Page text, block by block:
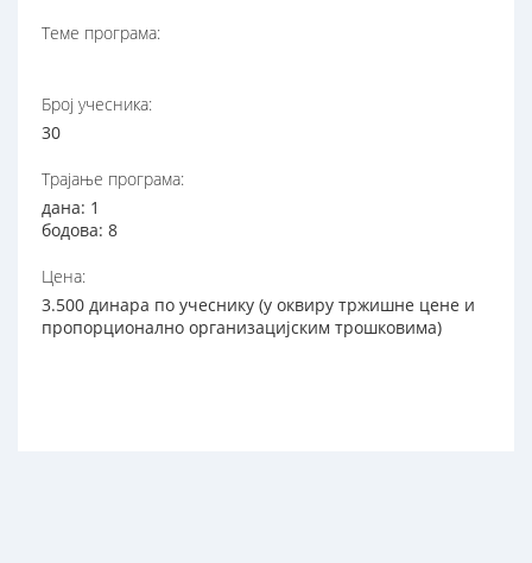
Теме програма:
Број учесника:
30
Трајање програма:
дана: 1
бодова: 8
Цена:
3.500 динара по учеснику (у оквиру тржишне цене и
пропорционално организацијским трошковима)